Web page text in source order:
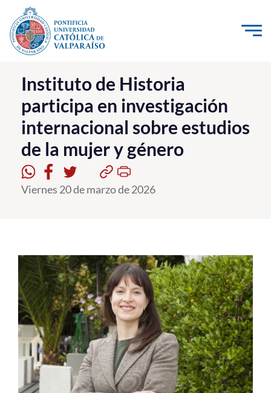
Click acá para ir directamente al contenido
La Universidad
Investigación, Creación e Innovación
PUCV Internacional
Vinculación con el Medio
Admisión
Formación Continua
Estudiantes
Académicos
Funcionarios
Alumni
Instituto de Historia
participa en investigación
internacional sobre estudios
de la mujer y género
Viernes 20 de marzo de 2026